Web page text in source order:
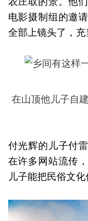
电影摄制组的邀
全部上镜头了，充
在山顶他儿子自
付光辉的儿子付
在许多网站流传
儿子能把民俗文化